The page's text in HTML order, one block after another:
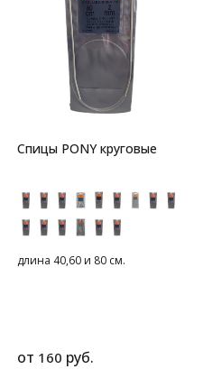
Спицы PONY круговые
длина 40,60 и 80 см.
от 160 руб.